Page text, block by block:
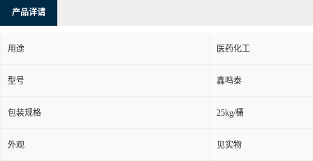
产品详请
用途 医药化工
型号 鑫鸣泰
包装规格 25kg/桶
外观 见实物